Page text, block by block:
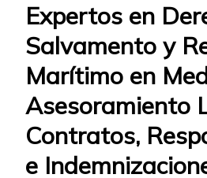
Expertos en
Salvamento y
Marítimo en
Asesoramiento
Contratos,
e